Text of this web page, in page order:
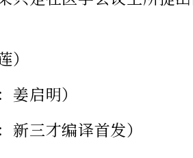
姜启明）
新三才编译首发）